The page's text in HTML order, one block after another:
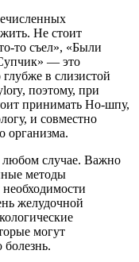
Не стоит
то съел», «Были
— это
в слизистой
поэтому, при
принимать Но-шпу,
и совместно
организма.
любом случае. Важно
методы
желудочной
могут
болезнь.